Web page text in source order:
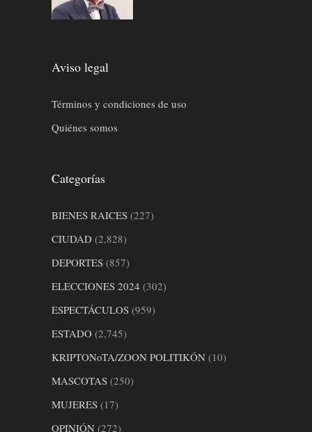
Aviso legal
Términos y condiciones de uso
Quiénes somos
Categorías
BIENES RAICES (227)
CIUDAD (2,828)
DEPORTES (857)
ELECCIONES 2024 (302)
ESPECTÁCULOS (959)
ESTADO (2,745)
KRIPTONoTA/ZOON POLITIKÓN (10)
MASCOTAS (250)
MUJERES (17)
OPINIÓN (272)